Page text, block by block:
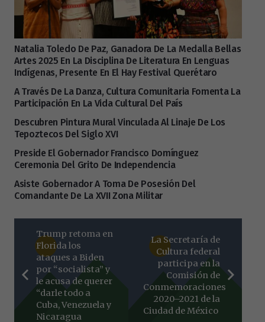
Natalia Toledo De Paz, Ganadora De La Medalla Bellas
Artes 2025 En La Disciplina De Literatura En Lenguas
Indígenas, Presente En El Hay Festival Querétaro
A Través De La Danza, Cultura Comunitaria Fomenta La
Participación En La Vida Cultural Del País
Descubren Pintura Mural Vinculada Al Linaje De Los
Tepoztecos Del Siglo XVI
Preside El Gobernador Francisco Domínguez
Ceremonia Del Grito De Independencia
Asiste Gobernador A Toma De Posesión Del
Comandante De La XVII Zona Militar
Trump retoma en
Florida los
ataques a Biden
por “socialista” y
le acusa de querer
“darle todo a
Cuba, Venezuela y
Nicaragua
La Secretaría de
Cultura federal
participa en la
Comisión de
Conmemoraciones
2020–2021 de la
Ciudad de México